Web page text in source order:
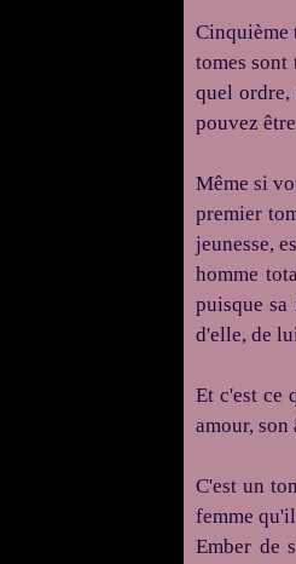
Cinquième
tomes sont
quel ordre,
pouvez
Même si
premier
jeunesse,
homme
puisque sa
d'elle, de
Et c'est ce
amour, son
C'est un
femme
Ember de